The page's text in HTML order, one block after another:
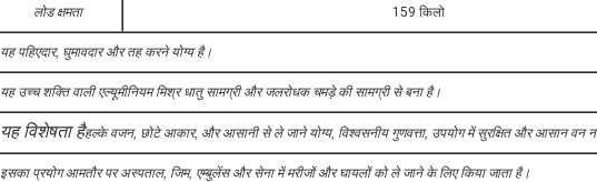
लोड क्षमता 159 किलो
यह पहिएदार, घुमावदार और तह करने योग्य है।
यह उच्च शक्ति वाली एल्यूमीनियम मिश्र धातु सामग्री और जलरोधक चमड़े की सामग्री से बना है।
यह विशेषता हैहल्के वजन, छोटे आकार, और आसानी से ले जाने योग्य, विश्वसनीय गुणवत्ता, उपयोग में सुरक्षित और आसान वन
इसका प्रयोग आमतौर पर अस्पताल, जिम, एम्बुलेंस और सेना में मरीजों और घायलों को ले जाने के लिए किया जाता है।